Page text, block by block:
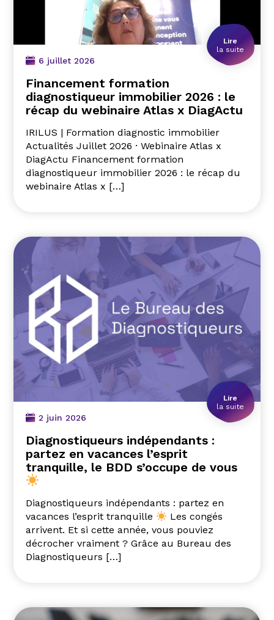
Lire
la suite
6 juillet 2026
Financement formation
diagnostiqueur immobilier 2026 : le
récap du webinaire Atlas x DiagActu
IRILUS | Formation diagnostic immobilier
Actualités Juillet 2026 · Webinaire Atlas x
DiagActu Financement formation
diagnostiqueur immobilier 2026 : le récap du
webinaire Atlas x […]
Lire
la suite
2 juin 2026
Diagnostiqueurs indépendants :
partez en vacances l’esprit
tranquille, le BDD s’occupe de vous
Diagnostiqueurs indépendants : partez en
vacances l’esprit tranquille
Les congés
arrivent. Et si cette année, vous pouviez
décrocher vraiment ? Grâce au Bureau des
Diagnostiqueurs […]